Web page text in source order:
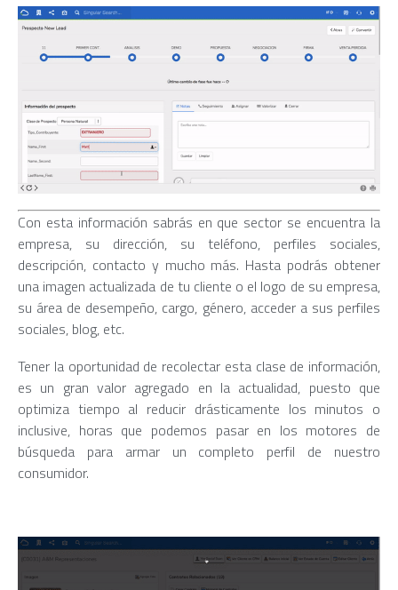
Con esta información sabrás en que sector se encuentra la
empresa, su dirección, su teléfono, perfiles sociales,
descripción, contacto y mucho más. Hasta podrás obtener
una imagen actualizada de tu cliente o el logo de su empresa,
su área de desempeño, cargo, género, acceder a sus perfiles
sociales, blog, etc.
Tener la oportunidad de recolectar esta clase de información,
es un gran valor agregado en la actualidad, puesto que
optimiza tiempo al reducir drásticamente los minutos o
inclusive, horas que podemos pasar en los motores de
búsqueda para armar un completo perfil de nuestro
consumidor.